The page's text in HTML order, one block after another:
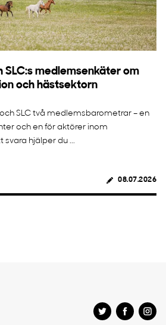
SLC:s medlemsenkäter om
och hästsektorn
SLC två medlemsbarometrar – en
och en för aktörer inom
hjälper du ...
08.07.2026